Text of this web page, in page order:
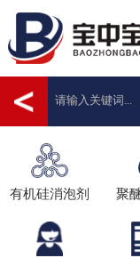
有机硅消泡剂 聚